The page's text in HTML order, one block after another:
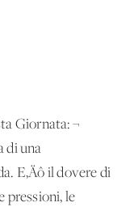
Giornata: ¬
di una
E‚Äô il dovere di
pressioni, le